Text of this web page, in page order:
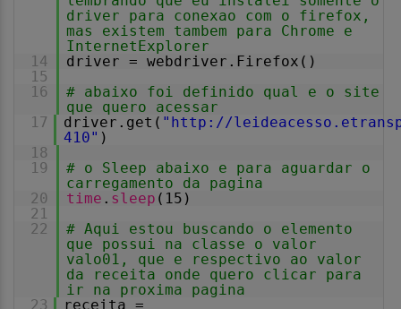
driver para conexao com o firefox,
mas existem tambem para Chrome e
InternetExplorer
14
driver = webdriver.Firefox()
15
16
# abaixo foi definido qual e o site
que quero acessar
17
driver.get( " http://
410" )
18
19
# o Sleep abaixo e para aguardar o
carregamento da pagina
20
time . sleep (15)
21
22
# Aqui estou buscando o elemento
que possui na classe o valor
valo01, que e respectivo ao valor
da receita onde quero clicar para
ir na proxima pagina
23
receita =